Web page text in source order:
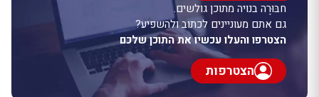
חבּוּרֶה בנויה מתוכן גולשים.
גם אתם מעוניינים לכתוב ולהשפיע?
הצטרפו והעלו עכשיו את התוכן שלכם
הצטרפות